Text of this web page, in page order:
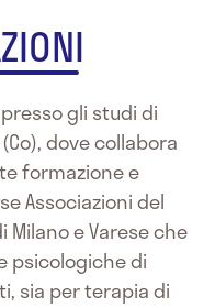
gli studi di
dove collabora
formazione e
Associazioni del
e Varese che
psicologiche di
sia per terapia di